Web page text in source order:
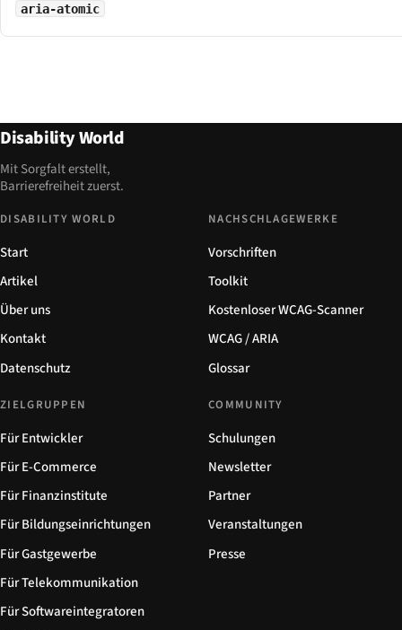
aria-atomic
Disability World
Mit Sorgfalt erstellt,
Barrierefreiheit zuerst.
DISABILITY WORLD
Start
Artikel
Über uns
Kontakt
Datenschutz
NACHSCHLAGEWERKE
Vorschriften
Toolkit
Kostenloser WCAG-Scanner
WCAG / ARIA
Glossar
ZIELGRUPPEN
Für Entwickler
Für E-Commerce
Für Finanzinstitute
Für Bildungseinrichtungen
Für Gastgewerbe
Für Telekommunikation
Für Softwareintegratoren
COMMUNITY
Schulungen
Newsletter
Partner
Veranstaltungen
Presse